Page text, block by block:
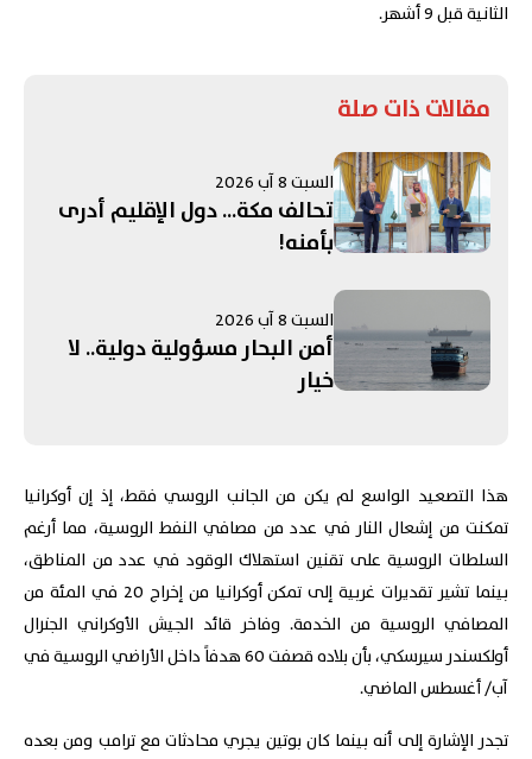
الثانية قبل 9 أشهر.
مقالات ذات صلة
السبت 8 آب 2026
تحالف مكة... دول الإقليم أدرى
بأمنه!
السبت 8 آب 2026
أمن البحار مسؤولية دولية.. لا
خيار
هذا التصعيد الواسع لم يكن من الجانب الروسي فقط، إذ إن أوكرانيا
تمكنت من إشعال النار في عدد من مصافي النفط الروسية، مما أرغم
السلطات الروسية على تقنين استهلاك الوقود في عدد من المناطق،
بينما تشير تقديرات غربية إلى تمكن أوكرانيا من إخراج 20 في المئة من
المصافي الروسية من الخدمة. وفاخر قائد الجيش الأوكراني الجنرال
أولكسندر سيرسكي، بأن بلاده قصفت 60 هدفاً داخل الأراضي الروسية في
آب/ أغسطس الماضي.
تجدر الإشارة إلى أنه بينما كان بوتين يجري محادثات مع ترامب ومن بعده